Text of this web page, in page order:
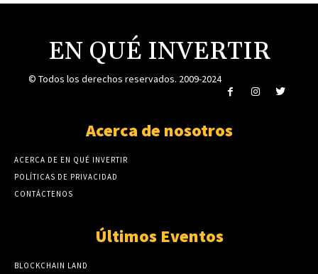
EN QUÉ INVERTIR
© Todos los derechos reservados. 2009-2024
Acerca de nosotros
ACERCA DE EN QUÉ INVERTIR
POLÍTICAS DE PRIVACIDAD
CONTÁCTENOS
Últimos Eventos
BLOCKCHAIN LAND